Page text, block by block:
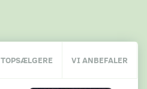
TOPSÆLGERE VI ANBEFALER